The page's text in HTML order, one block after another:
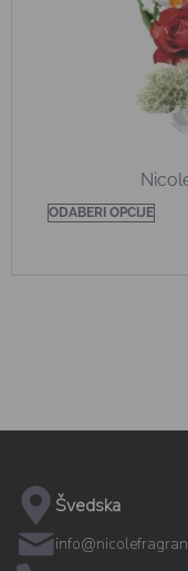
ODABERI OPCIJE
Švedska